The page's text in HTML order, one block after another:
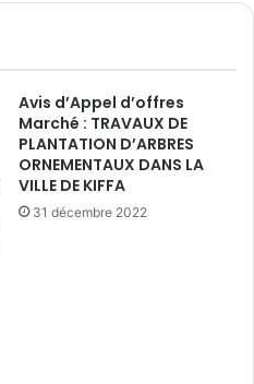
Avis d’Appel d’offres
Marché : TRAVAUX DE
PLANTATION D’ARBRES
ORNEMENTAUX DANS LA
VILLE DE KIFFA
31 décembre 2022